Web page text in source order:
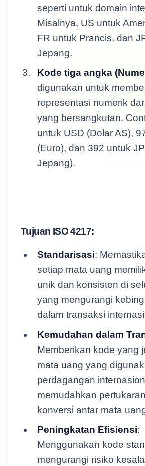
seperti untuk domain
Misalnya, US untuk
FR untuk Prancis, dan
Jepang.
Kode tiga angka
digunakan untuk
representasi numerik
yang bersangkutan.
untuk USD (Dolar AS),
(Euro), dan 392 untuk
Jepang).
Tujuan ISO 4217:
Standarisasi:
setiap mata uang
unik dan konsisten di
yang mengurangi
dalam transaksi
Kemudahan dalam
Memberikan kode yang
mata uang yang
perdagangan
memudahkan
konversi antar mata
Peningkatan Efisiensi:
Menggunakan kode
mengurangi risiko